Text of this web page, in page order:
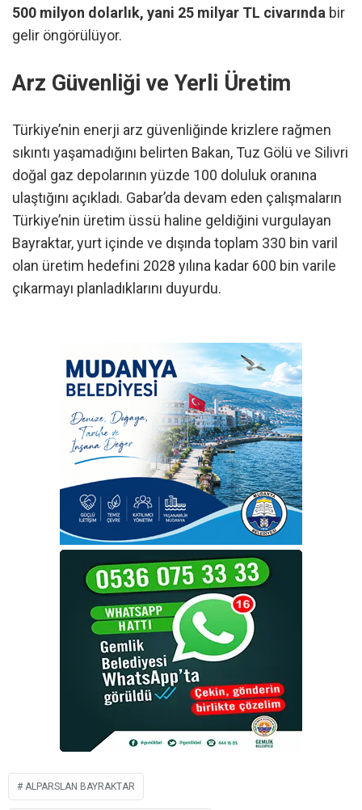
500 milyon dolarlık, yani 25 milyar TL civarında bir
gelir öngörülüyor.
Arz Güvenliği ve Yerli Üretim
Türkiye’nin enerji arz güvenliğinde krizlere rağmen
sıkıntı yaşamadığını belirten Bakan, Tuz Gölü ve Silivri
doğal gaz depolarının yüzde 100 doluluk oranına
ulaştığını açıkladı. Gabar’da devam eden çalışmaların
Türkiye’nin üretim üssü haline geldiğini vurgulayan
Bayraktar, yurt içinde ve dışında toplam 330 bin varil
olan üretim hedefini 2028 yılına kadar 600 bin varile
çıkarmayı planladıklarını duyurdu.
ALPARSLAN BAYRAKTAR